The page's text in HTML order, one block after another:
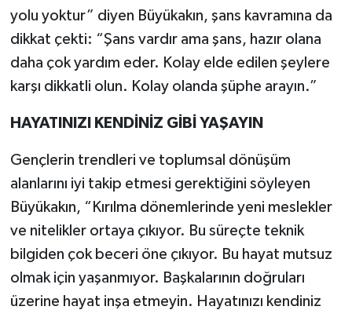
yolu yoktur” diyen Büyükakın, şans kavramına da
dikkat çekti: “Şans vardır ama şans, hazır olana
daha çok yardım eder. Kolay elde edilen şeylere
karşı dikkatli olun. Kolay olanda şüphe arayın.”
HAYATINIZI KENDİNİZ GİBİ YAŞAYIN
Gençlerin trendleri ve toplumsal dönüşüm
alanlarını iyi takip etmesi gerektiğini söyleyen
Büyükakın, “Kırılma dönemlerinde yeni meslekler
ve nitelikler ortaya çıkıyor. Bu süreçte teknik
bilgiden çok beceri öne çıkıyor. Bu hayat mutsuz
olmak için yaşanmıyor. Başkalarının doğruları
üzerine hayat inşa etmeyin. Hayatınızı kendiniz